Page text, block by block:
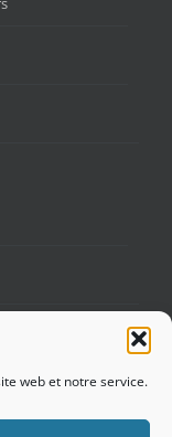
web et notre service.